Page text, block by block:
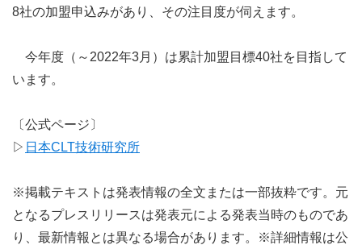
8社の加盟申込みがあり、その注目度が伺えます。
今年度（～2022年3月）は累計加盟目標40社を目指して
います。
〔公式ページ〕
▷ 日本CLT技術研究所
※掲載テキストは発表情報の全文または一部抜粋です。元
となるプレスリリースは発表元による発表当時のものであ
り、最新情報とは異なる場合があります。※詳細情報は公